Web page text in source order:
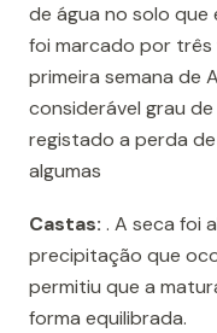
de água no solo que
foi marcado por três
primeira semana de
considerável grau
registado a perda
algumas
Castas: . A seca foi
precipitação que
permitiu que a
forma equilibrada.